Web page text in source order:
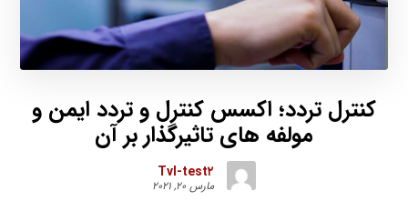
کنترل تردد؛ اکسس کنترل و تردد ایمن و
مولفه های تاثیرگذار بر آن
Tvl-test۲
مارس ۲۰, ۲۰۲۱